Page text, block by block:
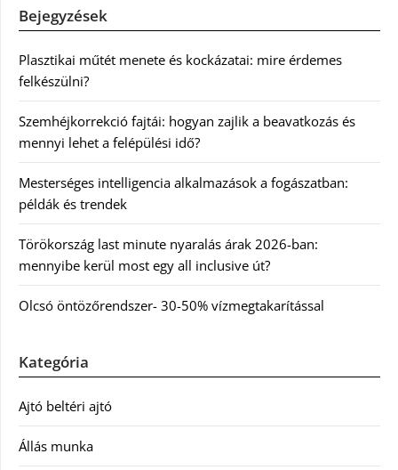
Bejegyzések
Plasztikai műtét menete és kockázatai: mire érdemes
felkészülni?
Szemhéjkorrekció fajtái: hogyan zajlik a beavatkozás és
mennyi lehet a felépülési idő?
Mesterséges intelligencia alkalmazások a fogászatban:
példák és trendek
Törökország last minute nyaralás árak 2026-ban:
mennyibe kerül most egy all inclusive út?
Olcsó öntözőrendszer- 30-50% vízmegtakarítással
Kategória
Ajtó beltéri ajtó
Állás munka